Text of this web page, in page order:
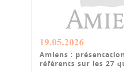
19.05.2026
Amiens :
référents sur les 27